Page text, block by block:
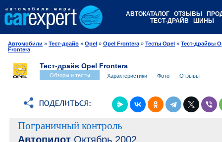
АВТОКАТАЛОГ ОТЗЫВЫ
ТЕСТ-ДРАЙВ
ШИНЫ
Автомобили » Тест-драйв » Opel » Opel Frontera » Тесты Opel » Тест-драйвы
Frontera
Тест-драйв Opel Frontera
Обзоры и тесты Характеристики Фото Отзывы
Пограничный контроль
Автопилот Октябрь 2002